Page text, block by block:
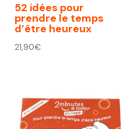
52 idées pour
prendre le temps
d’être heureux
21,90€